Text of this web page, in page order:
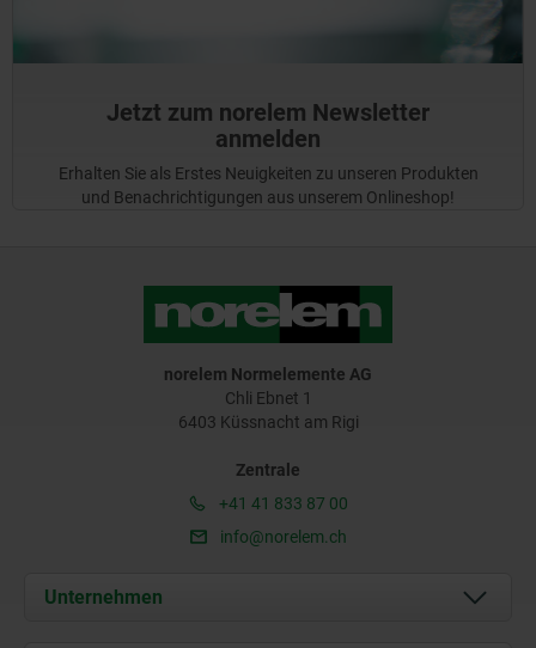
Jetzt zum norelem Newsletter
anmelden
Erhalten Sie als Erstes Neuigkeiten zu unseren Produkten
und Benachrichtigungen aus unserem Onlineshop!
norelem Normelemente AG
Chli Ebnet 1
6403 Küssnacht am Rigi
Zentrale
+41 41 833 87 00
info@norelem.ch
Unternehmen